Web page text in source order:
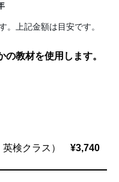
上記金額は目安です。
の教材を使用します。
英検クラス） ¥3,740